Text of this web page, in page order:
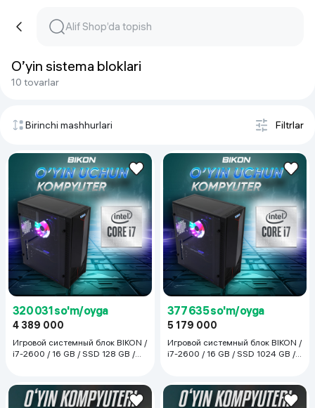
O’yin sistema bloklari
10 tovarlar
Birinchi mashhurlari Filtrlar
320 031 so'm/oyga
4 389 000
Игровой системный блок BIKON /
i7-2600 / 16 GB / SSD 128 GB /
377 635 so'm/oyga
5 179 000
Игровой системный блок BIKON /
i7-2600 / 16 GB / SSD 1024 GB /